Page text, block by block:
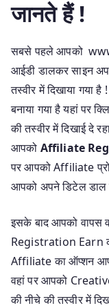
जानते हैं !
सबसे पहले आपको
आईडी डालकर साइन
तस्वीर में दिखाया गया
बनाया गया है यहां पर
की तस्वीर में दिखाई दे
आपको Affiliate
पर आपको Affiliate
आपको अपने डिटेल डाल
इसके बाद आपको वापस
Registration Earn
Affiliate का ऑप्शन
वहां पर आपको
की नीचे की तस्वीर में